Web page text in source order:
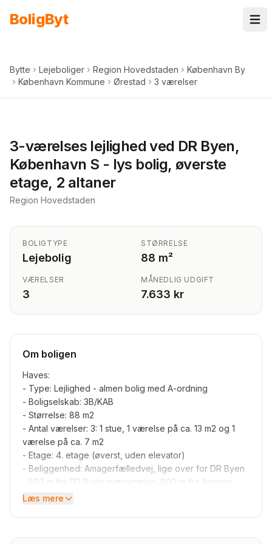
BoligByt
Bytte Lejeboliger Region Hovedstaden
København By
København Kommune
Ørestad 3 værelser
3-værelses lejlighed ved DR Byen,
København S - lys bolig, øverste
etage, 2 altaner
Region Hovedstaden
BOLIGTYPE
Lejebolig
STØRRELSE
88 m²
VÆRELSER
3
MÅNEDLIG UDGIFT
7.633 kr
Om boligen
Haves:
- Type: Lejlighed - almen bolig med A-ordning
- Boligselskab: 3B/KAB
- Størrelse: 88 m2
- Antal værelser: 3: 1 stue, 1 værelse på ca. 13 m2 og 1
værelse på ca. 7 m2
- Etage: 4. etage (øverst, uden elevator)
- Beliggenhed: Amagerfælledvej, lige over for DR Byen
- 500 m fra DR Byen metrostation, 800 m fra Amager
Fælled, 850 m fra Amagerbrogade, 2,3 km fra
- Byggeår: 1971
Læs mere